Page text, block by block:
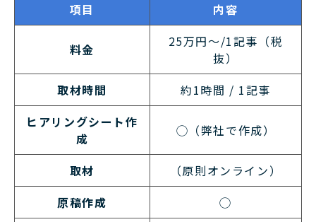
項目 内容
料金
25万円〜/1記事（税
抜）
取材時間
約1時間 / 1記事
ヒアリングシート作
成
◯（弊社で作成）
取材
（原則オンライン）
原稿作成
◯